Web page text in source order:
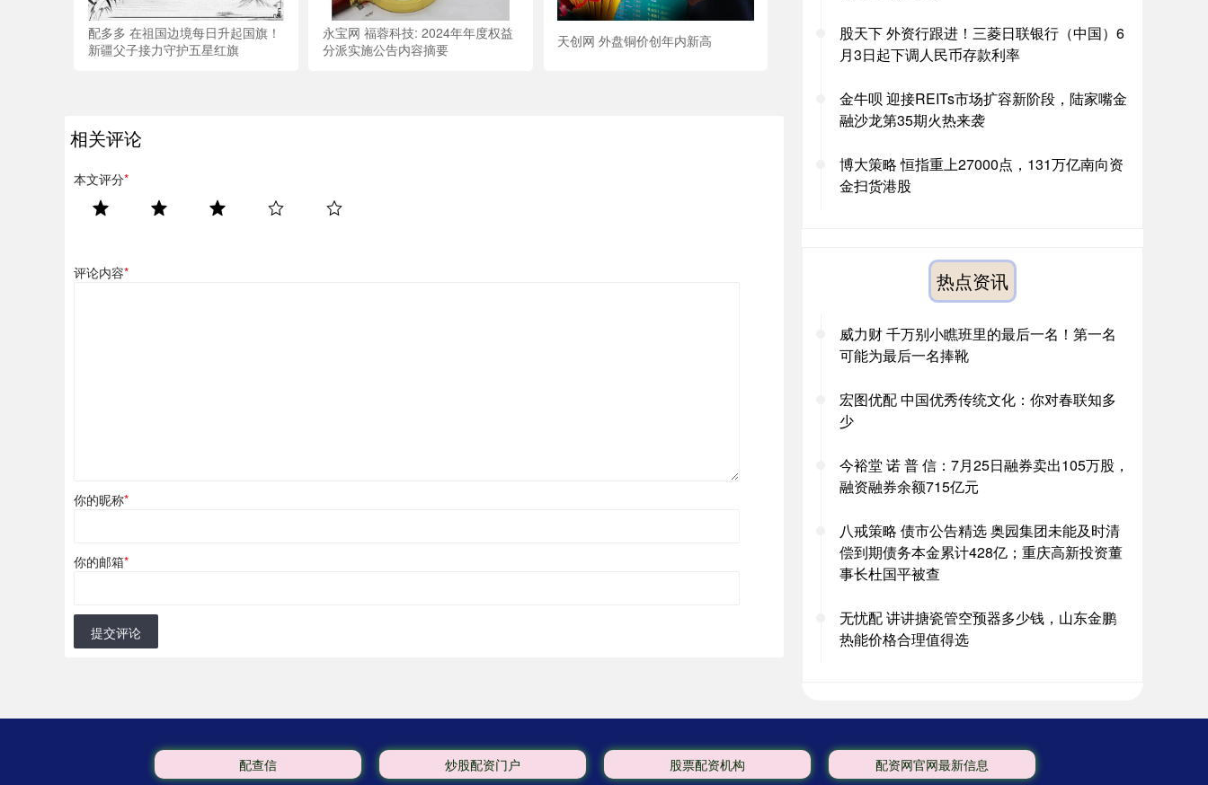
配多多 在祖国边境每日升起国旗！
新疆父子接力守护五星红旗
永宝网 福蓉科技: 2024年年度权益
分派实施公告内容摘要
天创网 外盘铜价创年内新高
相关评论
本文评分*
评论内容*
你的昵称*
你的邮箱*
提交评论
股天下 外资行跟进！三菱日联银行（中国）6
月3日起下调人民币存款利率
金牛呗 迎接REITs市场扩容新阶段，陆家嘴金
融沙龙第35期火热来袭
博大策略 恒指重上27000点，131万亿南向资
金扫货港股
热点资讯
威力财 千万别小瞧班里的最后一名！第一名
可能为最后一名捧靴
宏图优配 中国优秀传统文化：你对春联知多
少
今裕堂 诺 普 信：7月25日融券卖出105万股，
融资融券余额715亿元
八戒策略 债市公告精选 奥园集团未能及时清
偿到期债务本金累计428亿；重庆高新投资董
事长杜国平被查
无忧配 讲讲搪瓷管空预器多少钱，山东金鹏
热能价格合理值得选
配查信 炒股配资门户 股票配资机构 配资网官网最新信息